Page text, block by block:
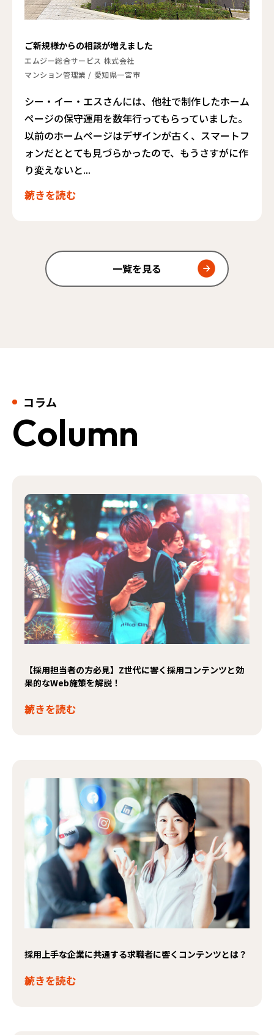
ご新規様からの相談が増えました
エムジー総合サービス 株式会社
マンション管理業 / 愛知県一宮市
シー・イー・エスさんには、他社で制作したホーム
ページの保守運用を数年行ってもらっていました。
以前のホームページはデザインが古く、スマートフ
ォンだととても見づらかったので、もうさすがに作
り変えないと...
続きを読む
一覧を見る
コラム
Column
【採用担当者の方必見】Z世代に響く採用コンテンツと効
果的なWeb施策を解説！
続きを読む
採用上手な企業に共通する求職者に響くコンテンツとは？
続きを読む